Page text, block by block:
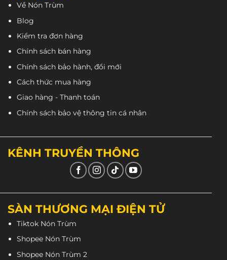
Về Nón Trùm
Blog
Kiểm tra đơn hàng
Chính sách bán hàng
Chính sách bảo hành, đổi mới
Cách thức mua hàng
Giao hàng - Thanh toán
Chính sách bảo vệ thông tin cá nhân
KÊNH TRUYỀN THÔNG
SÀN THƯƠNG MẠI ĐIỆN TỬ
Tiktok Nón Trùm
Shopee Nón Trùm
Shopee Nón Trùm 2